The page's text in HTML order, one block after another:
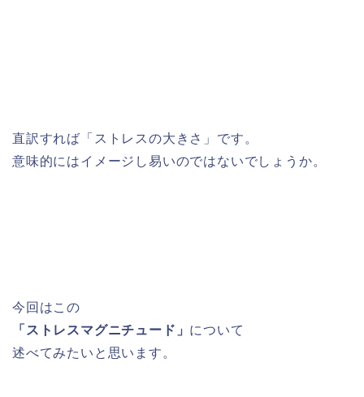
直訳すれば「ストレスの大きさ」です。
意味的にはイメージし易いのではないでしょうか。
今回はこの
「ストレスマグニチュード」 について
述べてみたいと思います。